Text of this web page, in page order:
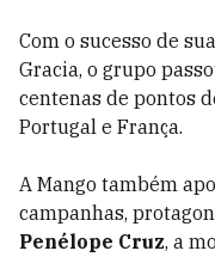
Com o sucesso de
Gracia, o grupo
centenas de pontos
Portugal e França.
A Mango também
campanhas,
Penélope Cruz, a